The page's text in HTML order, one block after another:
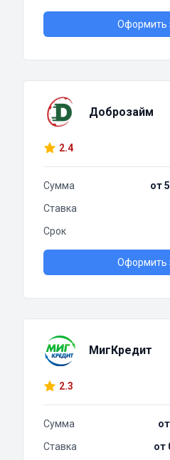
Оформить
Доброзайм
2.4
Сумма
от
Ставка
Срок
Оформить
МигКредит
2.3
Сумма
Ставка
от